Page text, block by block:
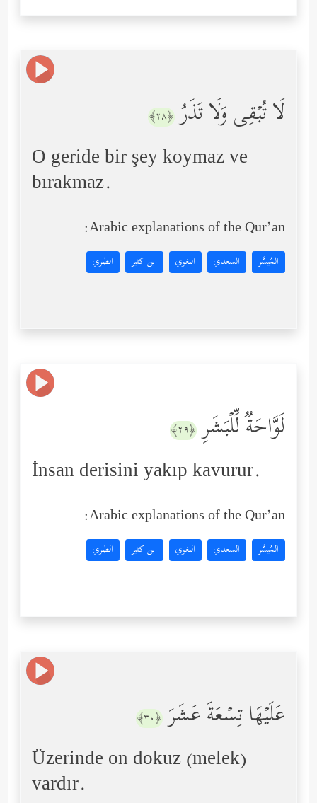
لَا تُبۡقِی وَلَا تَذَرُ ﴿٢٨﴾
O geride bir şey koymaz ve
bırakmaz.
Arabic explanations of the Qur’an:
المُيسَّر السعدي البغوي ابن كثير الطبري
لَوَّاحَةࣱ لِّلۡبَشَرِ ﴿٢٩﴾
İnsan derisini yakıp kavurur.
Arabic explanations of the Qur’an:
المُيسَّر السعدي البغوي ابن كثير الطبري
عَلَیۡهَا تِسۡعَةَ عَشَرَ ﴿٣٠﴾
Üzerinde on dokuz (melek)
vardır.